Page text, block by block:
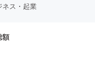
ネス・起業
額